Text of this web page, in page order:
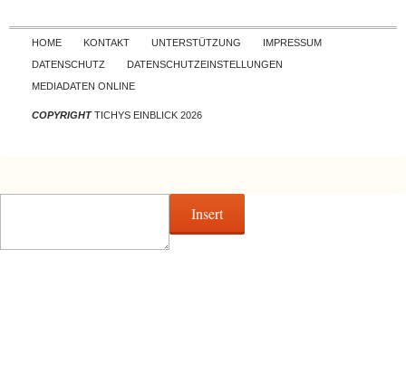
Skip to content
HOME KONTAKT UNTERSTÜTZUNG
IMPRESSUM
DATENSCHUTZ
DATENSCHUTZEINSTELLUNGEN
MEDIADATEN ONLINE
COPYRIGHTTICHYS EINBLICK 2026
Insert